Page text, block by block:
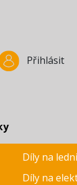
Přihlásit
Díly na
Díly na